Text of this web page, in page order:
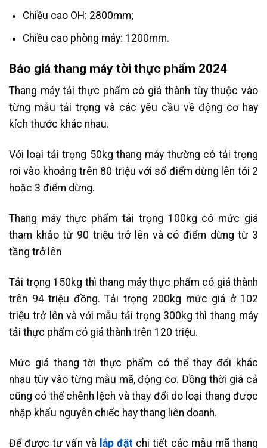
Chiều cao OH: 2800mm;
Chiều cao phòng máy: 1200mm.
Báo giá thang máy tời thực phẩm 2024
Thang máy tải thực phẩm có giá thành tùy thuộc vào
từng mẫu tải trọng và các yêu cầu về động cơ hay
kích thước khác nhau.
Với loại tải trọng 50kg thang máy thường có tải trọng
rơi vào khoảng trên 80 triệu với số điểm dừng lên tới 2
hoặc 3 điểm dừng.
Thang máy thực phẩm tải trọng 100kg có mức giá
tham khảo từ 90 triệu trở lên và có điểm dừng từ 3
tầng trở lên
Tải trọng 150kg thì thang máy thực phẩm có giá thành
trên 94 triệu đồng. Tải trọng 200kg mức giá ở 102
triệu trở lên và với mẫu tải trọng 300kg thì thang máy
tải thực phẩm có giá thành trên 120 triệu.
Mức giá thang tời thực phẩm có thể thay đổi khác
nhau tùy vào từng mẫu mã, động cơ. Đồng thời giá cả
cũng có thể chênh lệch và thay đổi do loại thang được
nhập khẩu nguyên chiếc hay thang liên doanh.
Để được tư vấn và lắp đặt chi tiết các mẫu mã thang